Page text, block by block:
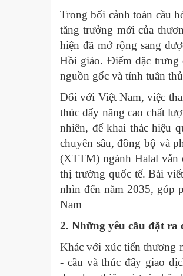
Trong bối cảnh toàn cầu
tăng trưởng mới của
hiện đã mở rộng sang
Hồi giáo. Điểm đặc trưng
nguồn gốc và tính tuân
Đối với Việt Nam, việc
thúc đẩy nâng cao chất
nhiên, để khai thác hiệu
chuyên sâu, đồng bộ và
(XTTM) ngành Halal vẫn
thị trường quốc tế. Bài
nhìn đến năm 2035, góp
Nam
2. Những yêu cầu đặt
Khác với xúc tiến thương
- cầu và thúc đẩy giao